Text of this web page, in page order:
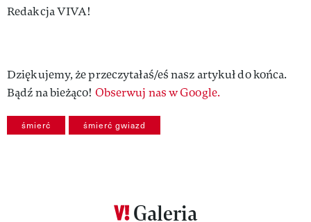
Authors
Redakcja VIVA!
Dziękujemy, że przeczytałaś/eś nasz artykuł do końca.
Bądź na bieżąco! Obserwuj nas w Google.
śmierć śmierć gwiazd
Galeria